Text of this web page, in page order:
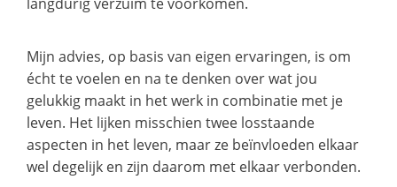
Mijn advies, op basis van eigen ervaringen, is om
écht te voelen en na te denken over wat jou
gelukkig maakt in het werk in combinatie met je
leven. Het lijken misschien twee losstaande
aspecten in het leven, maar ze beïnvloeden elkaar
wel degelijk en zijn daarom met elkaar verbonden.